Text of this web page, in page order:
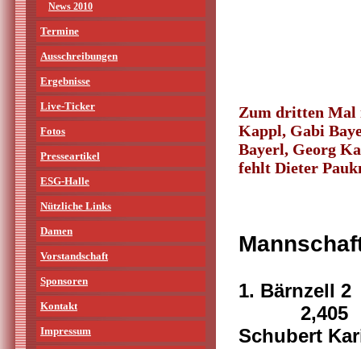
News 2010
Termine
Ausschreibungen
Ergebnisse
Live-Ticker
Fotos
Presseartikel
ESG-Halle
Nützliche Links
Damen
Vorstandschaft
Sponsoren
Kontakt
Impressum
Zum dritten Mal
Kappl, Gabi
Bayerl, Georg
fehlt Dieter
1.
2,405
Schubert